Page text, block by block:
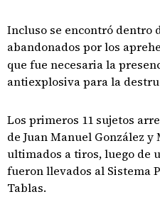
Incluso se encontró dentro
abandonados por los
que fue necesaria la
antiexplosiva para la
Los primeros 11 sujetos
de Juan Manuel González
ultimados a tiros, luego de
fueron llevados al Sistema
Tablas.